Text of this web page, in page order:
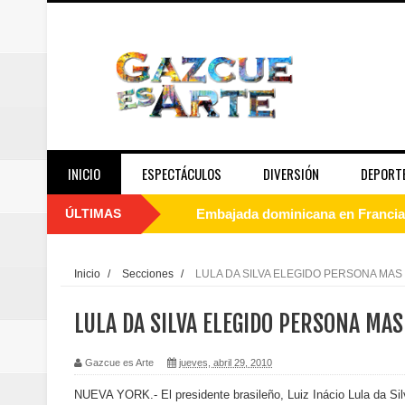
INICIO ESPECTÁCULOS DIVERSIÓN
ÚLTIMAS Embajada dominicana en
“Los Rechazados 2” llega a los
Designan a Angelina Biviana
Inicio / Secciones / LULA DA SILVA ELEGIDO PERSONA
LULA DA SILVA ELEGIDO PERSONA
Gazcue es Arte jueves, abril 29, 2010
NUEVA YORK.- El presidente brasileño, Luiz Inácio Lula da